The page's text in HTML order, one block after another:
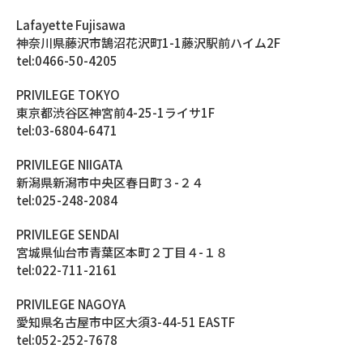
Lafayette Fujisawa
神奈川県藤沢市鵠沼花沢町1-1藤沢駅前ハイム2F
tel:0466-50-4205
PRIVILEGE TOKYO
東京都渋谷区神宮前4-25-1ライサ1F
tel:03-6804-6471
PRIVILEGE NIIGATA
新潟県新潟市中央区春日町３-２４
tel:025-248-2084
PRIVILEGE SENDAI
宮城県仙台市青葉区本町２丁目４-１８
tel:022-711-2161
PRIVILEGE NAGOYA
愛知県名古屋市中区大須3-44-51 EASTF
tel:052-252-7678